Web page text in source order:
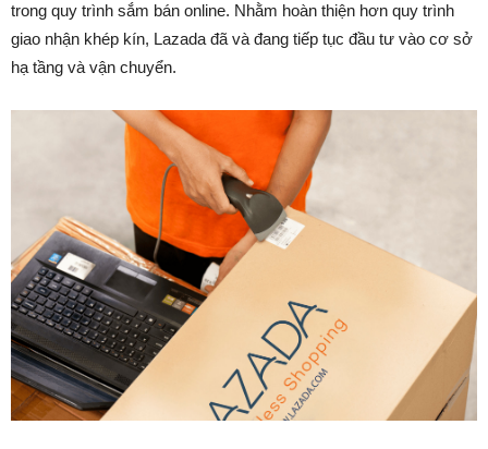
trong quy trình sắm bán online. Nhằm hoàn thiện hơn quy trình
giao nhận khép kín, Lazada đã và đang tiếp tục đầu tư vào cơ sở
hạ tầng và vận chuyển.